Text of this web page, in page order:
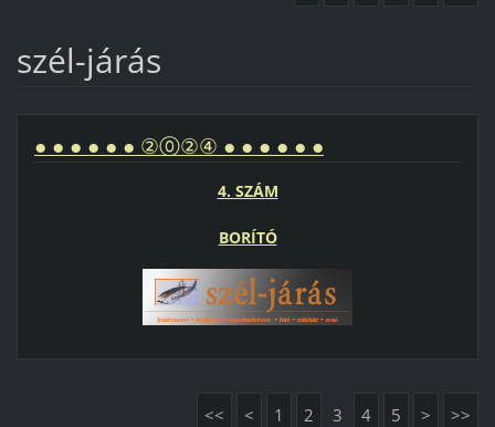
szél-járás
● ● ● ● ● ● ②⓪②④ ● ● ● ● ● ●
4. SZÁM
BORÍTÓ
<< < 1 2 3 4 5 > >>